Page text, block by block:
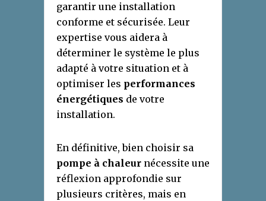
garantir une installation
conforme et sécurisée. Leur
expertise vous aidera à
déterminer le système le plus
adapté à votre situation et à
optimiser les performances
énergétiques de votre
installation.
En définitive, bien choisir sa
pompe à chaleur nécessite une
réflexion approfondie sur
plusieurs critères, mais en